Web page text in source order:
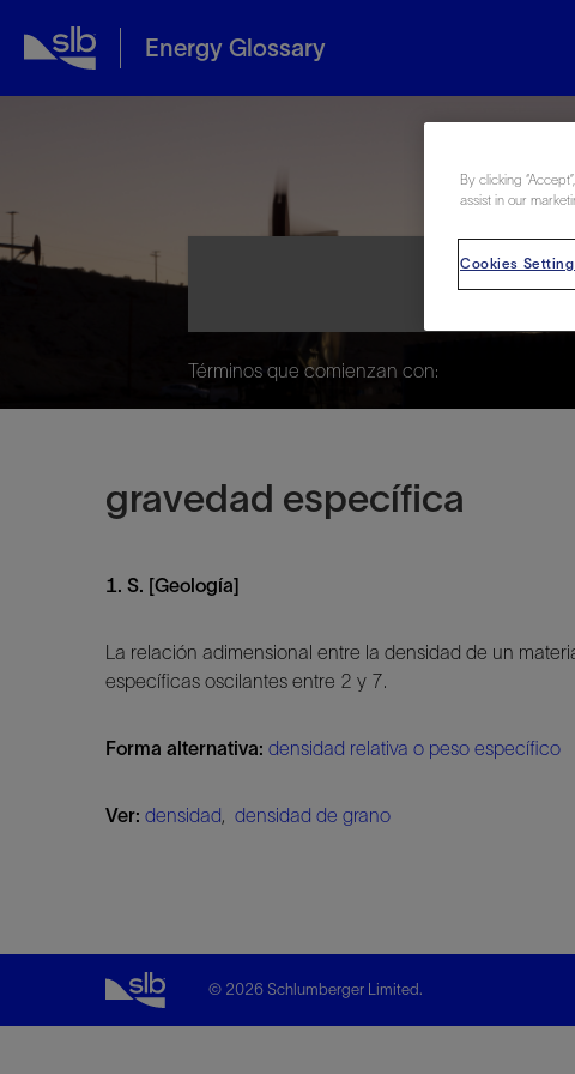
Energy Glossary
Términos que comienzan con:
gravedad específica
1. S. [Geología]
La relación adimensional entre la densidad de un
específicas oscilantes entre 2 y 7.
Forma alternativa: densidad relativa o peso específico
Ver: densidad, densidad de grano
© 2026 Schlumberger Limited.
By clicking
assist in our
Cookies